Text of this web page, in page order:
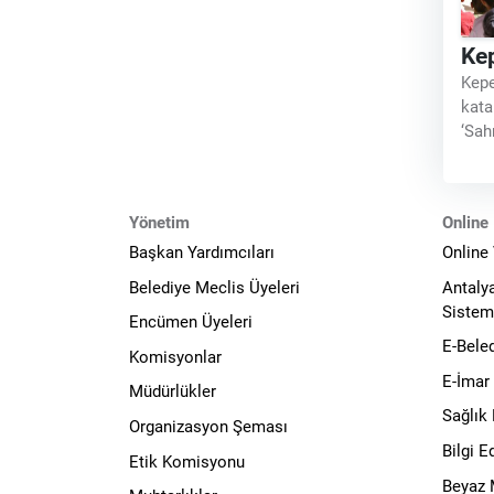
Yönetim
Başkan Yardımcıları
Belediye Meclis Üyeleri
Encümen Üyeleri
Komisyonlar
Müdürlükler
Organizasyon Şeması
Etik Komisyonu
Online
Online
E-
E-İmar
Bilgi
Beyaz